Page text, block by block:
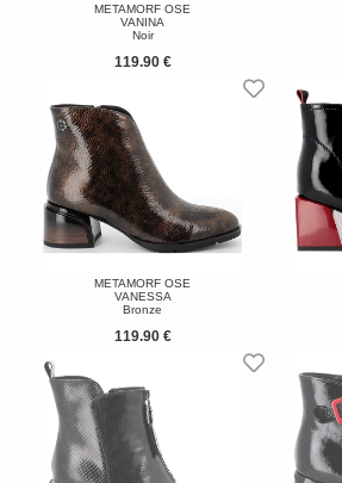
METAMORF OSE
VANINA
Noir
119.90 €
METAMORF OSE
VANESSA
Bronze
119.90 €